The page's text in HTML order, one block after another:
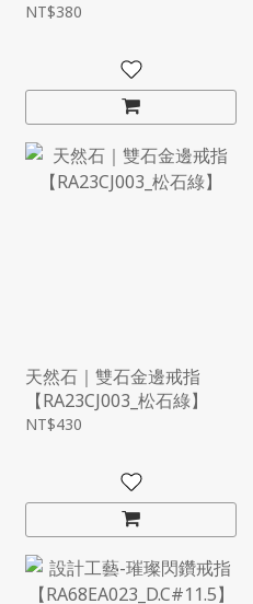
NT$380
天然石｜雙石金邊戒指
【RA23CJ003_松石綠】
NT$430